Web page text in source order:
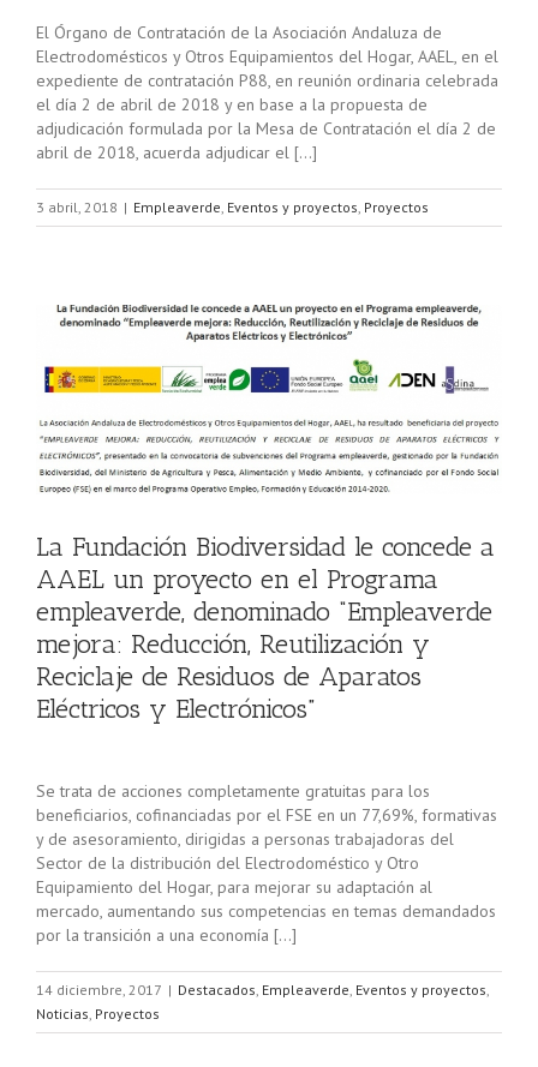
El Órgano de Contratación de la Asociación Andaluza de
Electrodomésticos y Otros Equipamientos del Hogar, AAEL, en el
expediente de contratación P88, en reunión ordinaria celebrada
el día 2 de abril de 2018 y en base a la propuesta de
adjudicación formulada por la Mesa de Contratación el día 2 de
abril de 2018, acuerda adjudicar el […]
3 abril, 2018 | Empleaverde Eventos y proyectos Proyectos
La Fundación Biodiversidad le concede a
AAEL un proyecto en el Programa
empleaverde, denominado “Empleaverde
mejora: Reducción, Reutilización y
Reciclaje de Residuos de Aparatos
Eléctricos y Electrónicos”
Se trata de acciones completamente gratuitas para los
beneficiarios, cofinanciadas por el FSE en un 77,69%, formativas
y de asesoramiento, dirigidas a personas trabajadoras del
Sector de la distribución del Electrodoméstico y Otro
Equipamiento del Hogar, para mejorar su adaptación al
mercado, aumentando sus competencias en temas demandados
por la transición a una economía […]
14 diciembre, 2017 | Destacados Empleaverde Eventos y proyectos
Noticias Proyectos